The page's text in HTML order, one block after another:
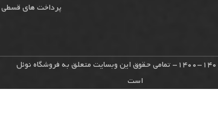
پرداخت های
© 1400-1401-1402- تمامی حقوق این وبسایت متعلق به فروشگاه نوئل
است